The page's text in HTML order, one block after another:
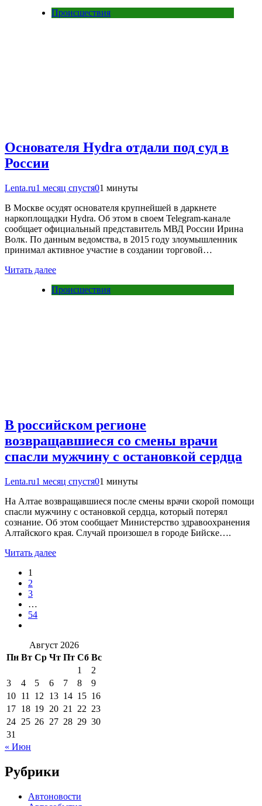
Происшествия
Основателя Hydra отдали под суд в
России
Lenta.ru1 месяц спустя01 минуты
В Москве осудят основателя крупнейшей в даркнете
наркоплощадки Hydra. Об этом в своем Telegram-канале
сообщает официальный представитель МВД России Ирина
Волк. По данным ведомства, в 2015 году злоумышленник
принимал активное участие в создании торговой…
Читать далее
Происшествия
В российском регионе
возвращавшиеся со смены врачи
спасли мужчину с остановкой сердца
Lenta.ru1 месяц спустя01 минуты
На Алтае возвращавшиеся после смены врачи скорой помощи
спасли мужчину с остановкой сердца, который потерял
сознание. Об этом сообщает Министерство здравоохранения
Алтайского края. Случай произошел в городе Бийске….
Читать далее
1
2
3
…
54
Август 2026
Пн Вт Ср Чт Пт Сб Вс
1
2
3
4 5 6 7 8
9
10 11 12 13 14 15 16
17 18 19 20 21 22 23
24 25 26 27 28 29 30
31
« Июн
Рубрики
Автоновости